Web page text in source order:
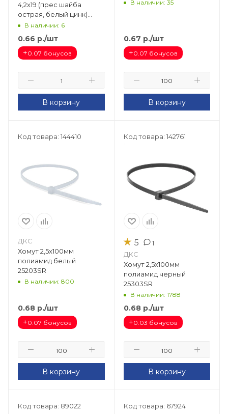
4,2х19 (прес шайба
острая, белый цинк)
(1000шт) Tech-Krep
В наличии: 6
0.66 р./шт
+0.07 бонусов
В корзину
В наличии: 35
0.67 р./шт
+0.07 бонусов
В корзину
Код товара: 144410
ДКС
Хомут 2,5х100мм
полиамид белый
25203SR
В наличии: 800
0.68 р./шт
+0.07 бонусов
В корзину
Код товара: 142761
★ 5 1
ДКС
Хомут 2,5х100мм
полиамид черный
25303SR
В наличии: 1788
0.68р./шт
+0.03 бонусов
В корзину
Код товара: 89022 Код товара: 67924